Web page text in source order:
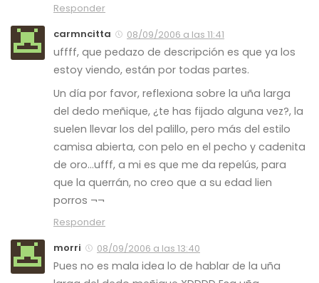
Responder
carmncitta
08/09/2006 a las 11:41
uffff, que pedazo de descripción es que ya los
estoy viendo, están por todas partes.
Un día por favor, reflexiona sobre la uña larga
del dedo meñique, ¿te has fijado alguna vez?, la
suelen llevar los del palillo, pero más del estilo
camisa abierta, con pelo en el pecho y cadenita
de oro…ufff, a mi es que me da repelús, para
que la querrán, no creo que a su edad lien
porros ¬¬
Responder
morri
08/09/2006 a las 13:40
Pues no es mala idea lo de hablar de la uña